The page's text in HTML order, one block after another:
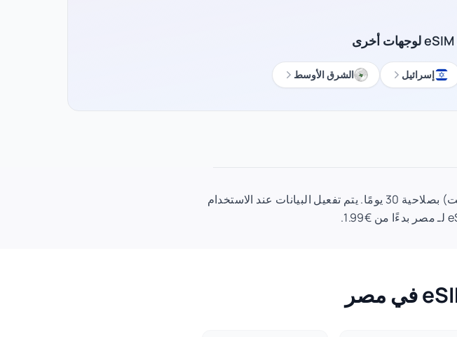
إسرائيل الشرق الأوسط
خطة eSIM 5 جيجابايت لـ مصر تكلف €7.99 (€1.60/جيجابايت) بصلاحية 30 يومًا. يتم تفعيل البيانات عند الاستخدام